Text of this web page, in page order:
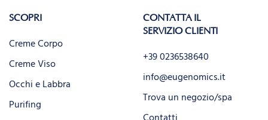
SCOPRI
Creme Corpo
Creme Viso
Occhi e Labbra
Purifing
CONTATTA IL
SERVIZIO CLIENTI
+39 0236538640
info@eugenomics.it
Trova un negozio/spa